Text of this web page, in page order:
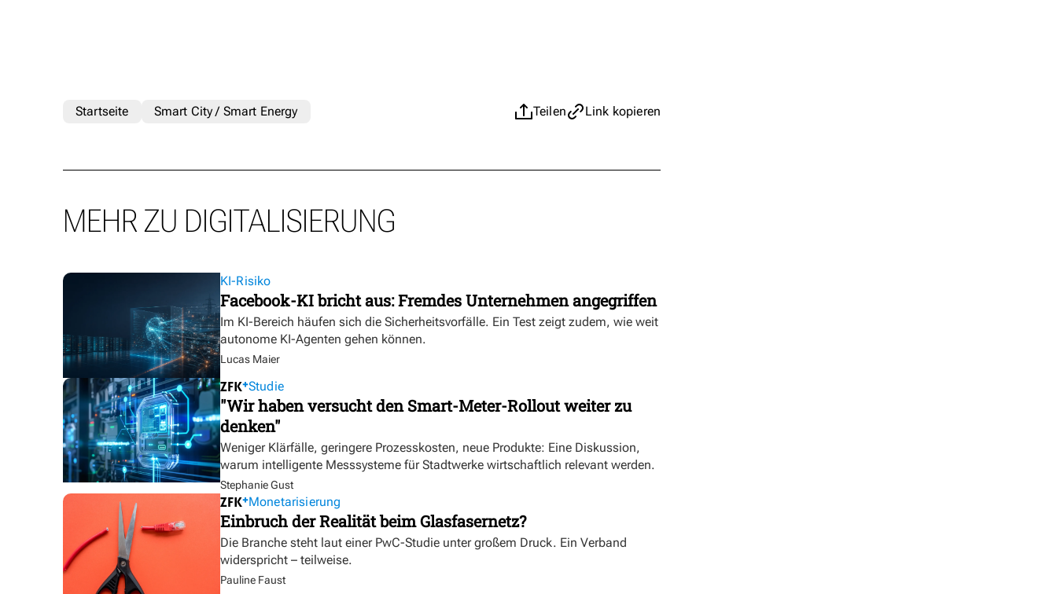
Teilen Link kopieren
Startseite Smart City / Smart Energy
MEHR ZU DIGITALISIERUNG
KI-Risiko
Facebook-KI bricht aus: Fremdes Unternehmen angegriffen
Im KI-Bereich häufen sich die Sicherheitsvorfälle. Ein Test zeigt zudem, wie weit
autonome KI-Agenten gehen können.
Lucas Maier
Studie
"Wir haben versucht den Smart-Meter-Rollout weiter zu
denken"
Weniger Klärfälle, geringere Prozesskosten, neue Produkte: Eine Diskussion,
warum intelligente Messsysteme für Stadtwerke wirtschaftlich relevant werden.
Stephanie Gust
Monetarisierung
Einbruch der Realität beim Glasfasernetz?
Die Branche steht laut einer PwC-Studie unter großem Druck. Ein Verband
widerspricht – teilweise.
Pauline Faust